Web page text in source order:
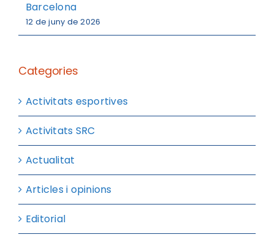
Barcelona
12 de juny de 2026
Categories
Activitats esportives
Activitats SRC
Actualitat
Articles i opinions
Editorial